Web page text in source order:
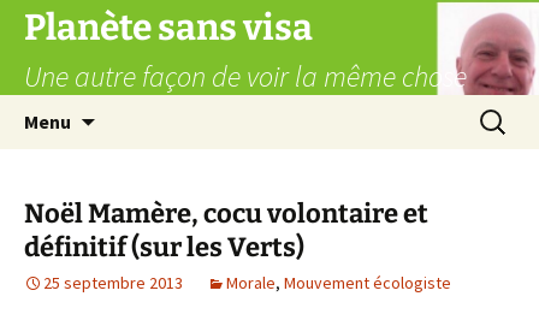
Aller
contenu
Planète sans visa
Une autre façon de voir la même chose
Menu
Noël Mamère, cocu volontaire et
définitif (sur les Verts)
25 septembre 2013 Morale, Mouvement écologiste